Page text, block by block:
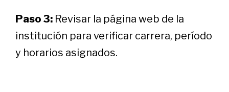
Paso 3: Revisar la página web de la
institución para verificar carrera, período
y horarios asignados.